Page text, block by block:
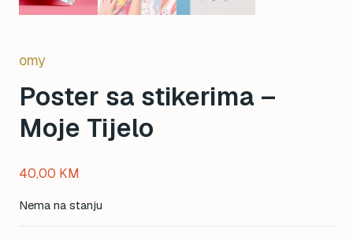
omy
Poster sa stikerima –
Moje Tijelo
40,00 KM
Nema na stanju